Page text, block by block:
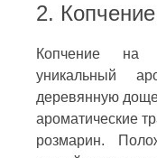
2.
Копчение на
уникальный
деревянную
ароматические
розмарин.